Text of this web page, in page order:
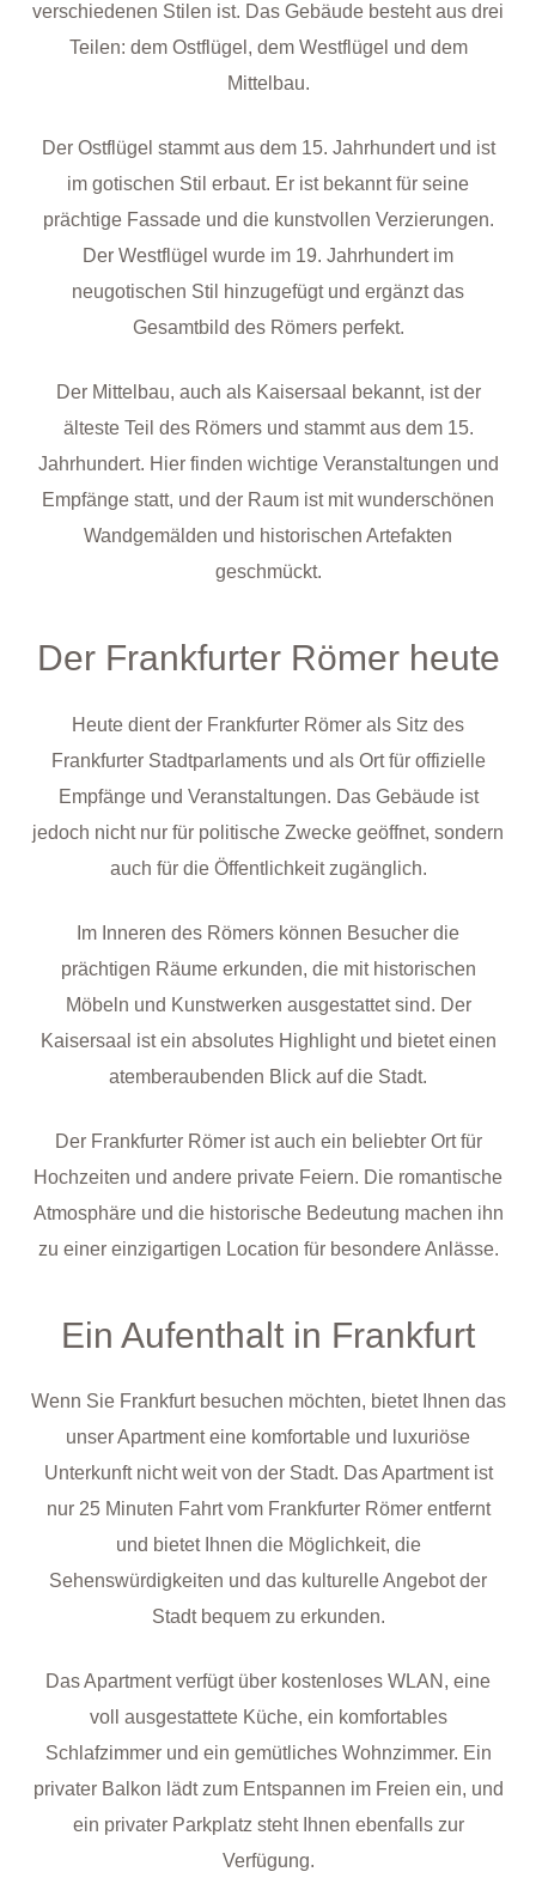
verschiedenen Stilen ist. Das Gebäude besteht aus drei
Teilen: dem Ostflügel, dem Westflügel und dem
Mittelbau.
Der Ostflügel stammt aus dem 15. Jahrhundert und ist
im gotischen Stil erbaut. Er ist bekannt für seine
prächtige Fassade und die kunstvollen Verzierungen.
Der Westflügel wurde im 19. Jahrhundert im
neugotischen Stil hinzugefügt und ergänzt das
Gesamtbild des Römers perfekt.
Der Mittelbau, auch als Kaisersaal bekannt, ist der
älteste Teil des Römers und stammt aus dem 15.
Jahrhundert. Hier finden wichtige Veranstaltungen und
Empfänge statt, und der Raum ist mit wunderschönen
Wandgemälden und historischen Artefakten
geschmückt.
Der Frankfurter Römer heute
Heute dient der Frankfurter Römer als Sitz des
Frankfurter Stadtparlaments und als Ort für offizielle
Empfänge und Veranstaltungen. Das Gebäude ist
jedoch nicht nur für politische Zwecke geöffnet, sondern
auch für die Öffentlichkeit zugänglich.
Im Inneren des Römers können Besucher die
prächtigen Räume erkunden, die mit historischen
Möbeln und Kunstwerken ausgestattet sind. Der
Kaisersaal ist ein absolutes Highlight und bietet einen
atemberaubenden Blick auf die Stadt.
Der Frankfurter Römer ist auch ein beliebter Ort für
Hochzeiten und andere private Feiern. Die romantische
Atmosphäre und die historische Bedeutung machen ihn
zu einer einzigartigen Location für besondere Anlässe.
Ein Aufenthalt in Frankfurt
Wenn Sie Frankfurt besuchen möchten, bietet Ihnen das
unser Apartment eine komfortable und luxuriöse
Unterkunft nicht weit von der Stadt. Das Apartment ist
nur 25 Minuten Fahrt vom Frankfurter Römer entfernt
und bietet Ihnen die Möglichkeit, die
Sehenswürdigkeiten und das kulturelle Angebot der
Stadt bequem zu erkunden.
Das Apartment verfügt über kostenloses WLAN, eine
voll ausgestattete Küche, ein komfortables
Schlafzimmer und ein gemütliches Wohnzimmer. Ein
privater Balkon lädt zum Entspannen im Freien ein, und
ein privater Parkplatz steht Ihnen ebenfalls zur
Verfügung.